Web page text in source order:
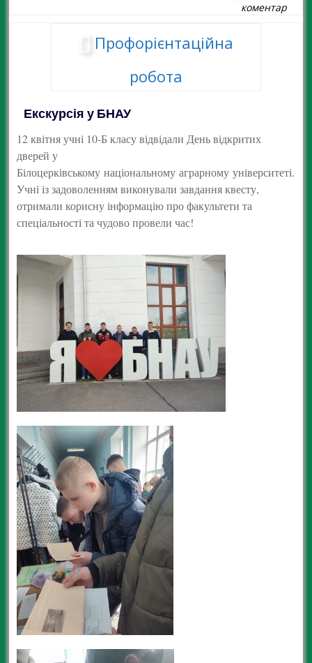
коментар
Профорієнтаційна
робота
Екскурсія у БНАУ
12 квітня учні 10-Б класу відвідали День відкритих
дверей у
Білоцерківському національному аграрному університеті.
Учні із задоволенням виконували завдання квесту,
отримали корисну інформацію про факультети та
спеціальності та чудово провели час!